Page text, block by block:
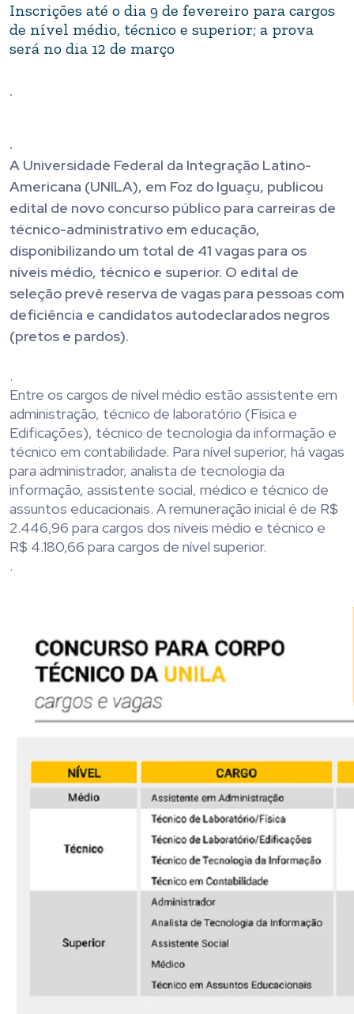
Inscrições até o dia 9 de fevereiro para cargos
de nível médio, técnico e superior; a prova
será no dia 12 de março
.
.
A Universidade Federal da Integração Latino-
Americana (UNILA), em Foz do Iguaçu, publicou
edital de novo concurso público para carreiras de
técnico-administrativo em educação,
disponibilizando um total de 41 vagas para os
níveis médio, técnico e superior. O edital de
seleção prevê reserva de vagas para pessoas com
deficiência e candidatos autodeclarados negros
(pretos e pardos).
.
Entre os cargos de nível médio estão assistente em
administração, técnico de laboratório (Física e
Edificações), técnico de tecnologia da informação e
técnico em contabilidade. Para nível superior, há vagas
para administrador, analista de tecnologia da
informação, assistente social, médico e técnico de
assuntos educacionais. A remuneração inicial é de R$
2.446,96 para cargos dos níveis médio e técnico e
R$ 4.180,66 para cargos de nível superior.
.